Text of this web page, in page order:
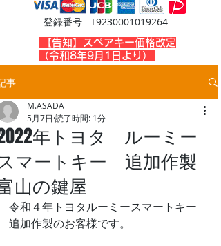
登録番号 T9230001019264
​【告知】スペアキー価格改定
（令和8年9月1日より）
事
年トヨタ ルーミー
マートキー 追加作製
山の鍵屋
M.ASADA
5月7日 読了時間: 1分
令和４年トヨタルーミースマートキー
追加作製のお客様です。